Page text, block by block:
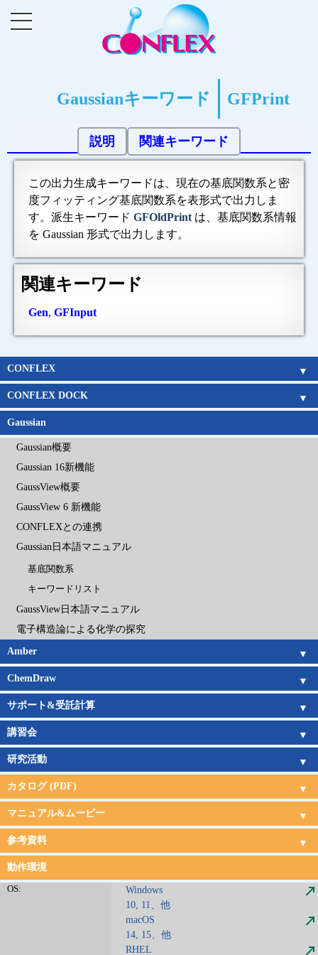
Gaussianキーワード GFPrint
説明 関連キーワード
この出力生成キーワードは、現在の基底関数系と密
度フィッティング基底関数系を表形式で出力しま
す。派生キーワード GFOldPrint は、基底関数系情報
を Gaussian 形式で出力します。
関連キーワード
Gen, GFInput
CONFLEX
CONFLEX
Parallel CONFLEX
Interface
新機能
アルゴリズム
Gaussianとの連携
チュートリアルムービー
価格表 企業
官公庁
教育機関
CONFLEX DOCK
CONFLEX DOCK
アルゴリズム
チュートリアルムービー
価格表
Gaussian
Gaussian概要
Gaussian 16新機能
GaussView概要
GaussView 6 新機能
CONFLEXとの連携
Gaussian日本語マニュアル
基底関数系
キーワードリスト
GaussView日本語マニュアル
電子構造論による化学の探究
Amber
Amber概要
Amber新機能
日本語チュートリアル
Amber旧バージョン
Amberの価格
ChemDraw
ChemDraw概要
機能一覧
新機能
サポート
購入ガイド
サポート&受託計算
サポートサービス
受託計算サービス
講習会
講習会概要
講習会日程
研究活動
研究活動
カタログ (PDF)
CONFLEX
CONFLEX DOCK
Gaussian&GaussView
Amber
ChemDraw
受託計算
サポート・講習会
マニュアル&ムービー
CONFLEX & DOCKマニュアル
CONFLEX & DOCKムービー
Gaussian日本語マニュアル
Amber日本語チュートリアル
参考資料
CONFLEX&Gaussian連携
文献
現代化学サンプル分子
動作環境
OS:
Windows
10, 11、他
macOS
14, 15、他
RHEL